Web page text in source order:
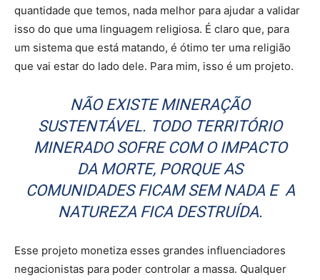
quantidade que temos, nada melhor para ajudar a validar
isso do que uma linguagem religiosa. É claro que, para
um sistema que está matando, é ótimo ter uma religião
que vai estar do lado dele. Para mim, isso é um projeto.
NÃO EXISTE MINERAÇÃO
SUSTENTÁVEL. TODO TERRITÓRIO
MINERADO SOFRE COM O IMPACTO
DA MORTE, PORQUE AS
COMUNIDADES FICAM SEM NADA E A
NATUREZA FICA DESTRUÍDA.
Esse projeto monetiza esses grandes influenciadores
negacionistas para poder controlar a massa. Qualquer